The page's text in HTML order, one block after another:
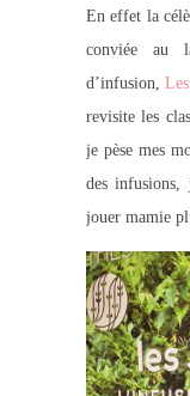
En effet la
conviée au
d’infusion,
revisite les
je pèse mes
des
jouer mamie